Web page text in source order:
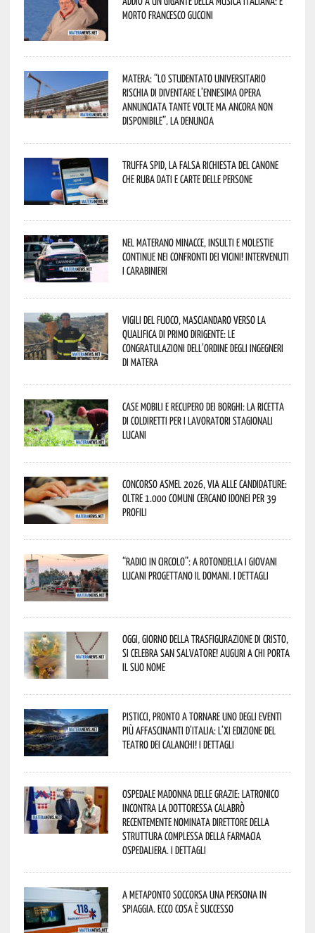
morto Francesco Guccini
Matera: “Lo studentato universitario
rischia di diventare l’ennesima opera
annunciata tante volte ma ancora non
disponibile”. La denuncia
Truffa Spid, la falsa richiesta del canone
che ruba dati e carte delle persone
Nel materano minacce, insulti e molestie
continue nei confronti dei vicini! Intervenuti
i Carabinieri
Vigili del Fuoco, Masciandaro verso la
qualifica di Primo Dirigente: le
congratulazioni dell’Ordine degli Ingegneri
di Matera
Case mobili e recupero dei borghi: la ricetta
di Coldiretti per i lavoratori stagionali
lucani
Concorso Asmel 2026, via alle candidature:
oltre 1.000 Comuni cercano idonei per 39
profili
“Radici in Circolo”: a Rotondella i giovani
lucani progettano il domani. I dettagli
Oggi, giorno della Trasfigurazione di Cristo,
si celebra San Salvatore! Auguri a chi porta
il suo nome
Pisticci, pronto a tornare uno degli eventi
più affascinanti d’Italia: l’XI edizione del
Teatro dei Calanchi! I dettagli
Ospedale Madonna delle Grazie: Latronico
incontra la dottoressa Calabrò
recentemente nominata Direttore della
Struttura Complessa della Farmacia
Ospedaliera. I dettagli
A Metaponto soccorsa una persona in
spiaggia. Ecco cosa è successo